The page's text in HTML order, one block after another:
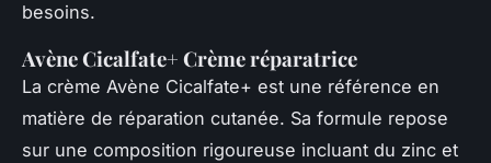
besoins.
Avène Cicalfate+ Crème réparatrice
La crème Avène Cicalfate+ est une référence en
matière de réparation cutanée. Sa formule repose
sur une composition rigoureuse incluant du zinc et